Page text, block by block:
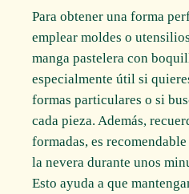
Para obtener una forma
emplear moldes o
manga pastelera con
especialmente útil si
formas particulares o si
cada pieza. Además,
formadas, es
la nevera durante unos
Esto ayuda a que